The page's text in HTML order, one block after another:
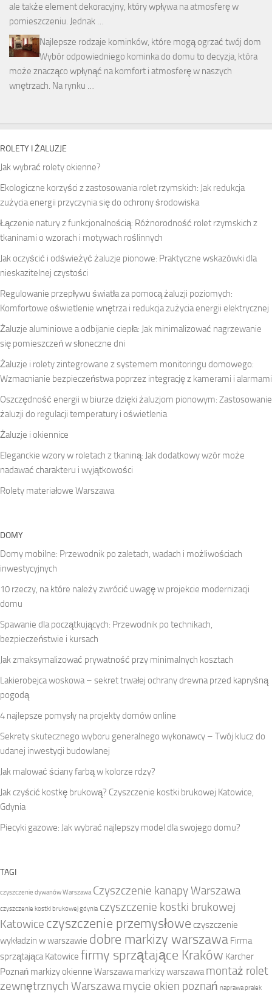
ale także element dekoracyjny, który wpływa na atmosferę w
pomieszczeniu. Jednak …
Najlepsze rodzaje kominków, które mogą ogrzać twój dom
Wybór odpowiedniego kominka do domu to decyzja, która
może znacząco wpłynąć na komfort i atmosferę w naszych
wnętrzach. Na rynku …
ROLETY I ŻALUZJE
Jak wybrać rolety okienne?
Ekologiczne korzyści z zastosowania rolet rzymskich: Jak redukcja
zużycia energii przyczynia się do ochrony środowiska
Łączenie natury z funkcjonalnością: Różnorodność rolet rzymskich z
tkaninami o wzorach i motywach roślinnych
Jak oczyścić i odświeżyć żaluzje pionowe: Praktyczne wskazówki dla
nieskazitelnej czystości
Regulowanie przepływu światła za pomocą żaluzji poziomych:
Komfortowe oświetlenie wnętrza i redukcja zużycia energii elektrycznej
Żaluzje aluminiowe a odbijanie ciepła: Jak minimalizować nagrzewanie
się pomieszczeń w słoneczne dni
Żaluzje i rolety zintegrowane z systemem monitoringu domowego:
Wzmacnianie bezpieczeństwa poprzez integrację z kamerami i alarmami
Oszczędność energii w biurze dzięki żaluzjom pionowym: Zastosowanie
żaluzji do regulacji temperatury i oświetlenia
Żaluzje i okiennice
Eleganckie wzory w roletach z tkaniną: Jak dodatkowy wzór może
nadawać charakteru i wyjątkowości
Rolety materiałowe Warszawa
DOMY
Domy mobilne: Przewodnik po zaletach, wadach i możliwościach
inwestycyjnych
10 rzeczy, na które należy zwrócić uwagę w projekcie modernizacji
domu
Spawanie dla początkujących: Przewodnik po technikach,
bezpieczeństwie i kursach
Jak zmaksymalizować prywatność przy minimalnych kosztach
Lakierobejca woskowa – sekret trwałej ochrany drewna przed kapryśną
pogodą
4 najlepsze pomysły na projekty domów online
Sekrety skutecznego wyboru generalnego wykonawcy – Twój klucz do
udanej inwestycji budowlanej
Jak malować ściany farbą w kolorze rdzy?
Jak czyścić kostkę brukową? Czyszczenie kostki brukowej Katowice,
Gdynia
Piecyki gazowe: Jak wybrać najlepszy model dla swojego domu?
TAGI
czyszczenie dywanów Warszawa Czyszczenie kanapy Warszawa
czyszczenie kostki brukowej gdynia czyszczenie kostki brukowej
Katowice czyszczenie przemysłowe czyszczenie
wykładzin w warszawie dobre markizy warszawa Firma
sprzątająca Katowice firmy sprzątające Kraków Karcher
Poznań markizy okienne Warszawa markizy warszawa montaż rolet
zewnętrznych Warszawamycie okien poznań naprawa pralek